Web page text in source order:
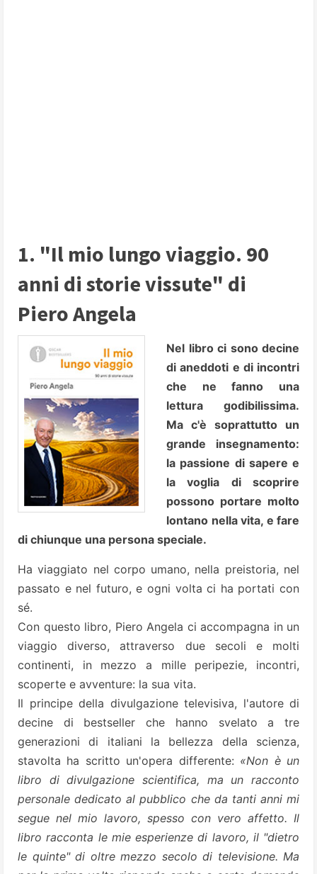
1. "Il mio lungo viaggio. 90
anni di storie vissute" di
Piero Angela
Nel libro ci sono decine
di aneddoti e di incontri
che ne fanno una
lettura godibilissima.
Ma c'è soprattutto un
grande insegnamento:
la passione di sapere e
la voglia di scoprire
possono portare molto
lontano nella vita, e fare
di chiunque una persona speciale.
Ha viaggiato nel corpo umano, nella preistoria, nel
passato e nel futuro, e ogni volta ci ha portati con
sé.
Con questo libro, Piero Angela ci accompagna in un
viaggio diverso, attraverso due secoli e molti
continenti, in mezzo a mille peripezie, incontri,
scoperte e avventure: la sua vita.
Il principe della divulgazione televisiva, l'autore di
decine di bestseller che hanno svelato a tre
generazioni di italiani la bellezza della scienza,
stavolta ha scritto un'opera differente: «Non è un
libro di divulgazione scientifica, ma un racconto
personale dedicato al pubblico che da tanti anni mi
segue nel mio lavoro, spesso con vero affetto. Il
libro racconta le mie esperienze di lavoro, il "dietro
le quinte" di oltre mezzo secolo di televisione. Ma